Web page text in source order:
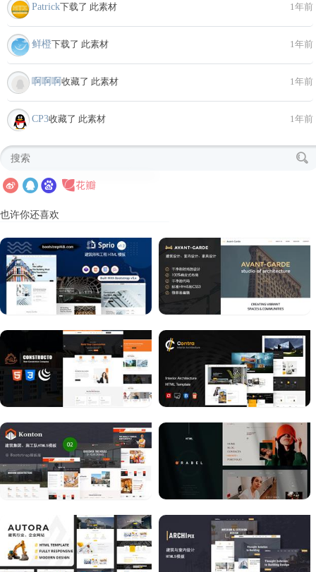
Patrick下载了 此素材 1年前
鲜橙下载了 此素材 1年前
啊啊啊 收藏了 此素材 1年前
CP3收藏了 此素材 1年前
也许你还喜欢